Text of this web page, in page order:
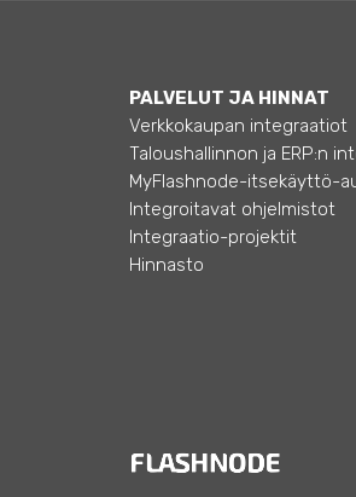
PALVELUT JA HINNAT
Verkkokaupan integraatiot
Integroitavat ohjelmistot
Integraatio-projektit
Hinnasto